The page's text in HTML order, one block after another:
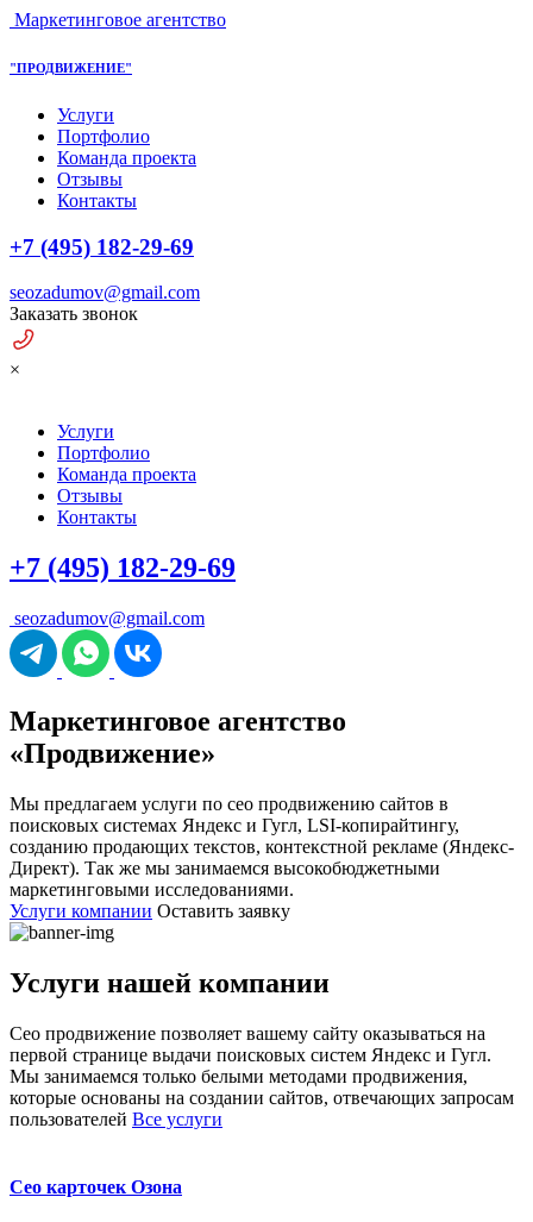
Маркетинговое агентство
"ПРОДВИЖЕНИЕ"
Услуги
Портфолио
Команда проекта
Отзывы
Контакты
+7 (495) 182-29-69
seozadumov@gmail.com
Заказать звонок
×
Услуги
Портфолио
Команда проекта
Отзывы
Контакты
+7 (495) 182-29-69
seozadumov@gmail.com
Маркетинговое агентство
«Продвижение»
Мы предлагаем услуги по сео продвижению сайтов в
поисковых системах Яндекс и Гугл, LSI-копирайтингу,
созданию продающих текстов, контекстной рекламе (Яндекс-
Директ). Так же мы занимаемся высокобюджетными
маркетинговыми исследованиями.
Услуги компании Оставить заявку
Услуги нашей компании
Сео продвижение позволяет вашему сайту оказываться на
первой странице выдачи поисковых систем Яндекс и Гугл.
Мы занимаемся только белыми методами продвижения,
которые основаны на создании сайтов, отвечающих запросам
пользователей Все услуги
Сео карточек Озона